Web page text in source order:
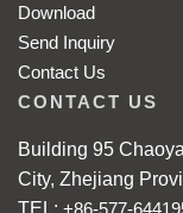
Download
Send Inquiry
Contact Us
CONTACT US
Building 95
City, Zhejiang